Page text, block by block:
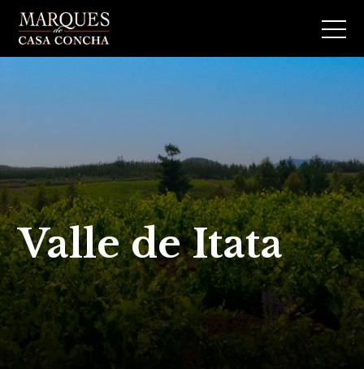
Valle de Itata